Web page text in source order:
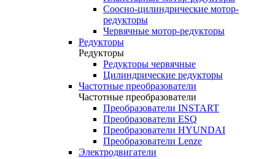
Соосно-цилиндрические мотор-
редукторы
Червячные мотор-редукторы
Редукторы
Редукторы
Редукторы червячные
Цилиндрические редукторы
Частотные преобразователи
Частотные преобразователи
Преобразователи INSTART
Преобразователи ESQ
Преобразователи HYUNDAI
Преобразователи Lenze
Электродвигатели